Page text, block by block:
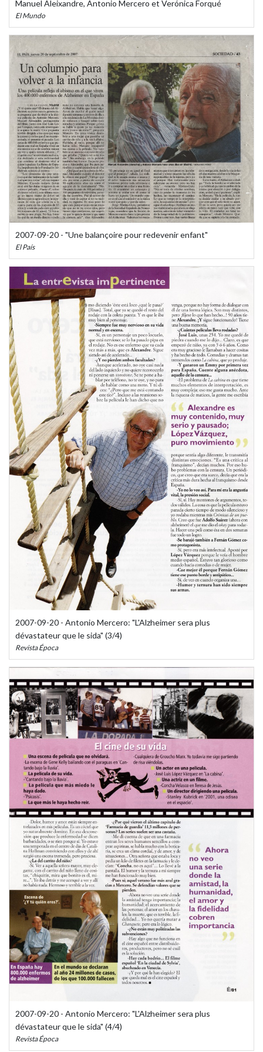
Manuel Aleixandre, Antonio Mercero et Verónica Forqué
El Mundo
2007-09-20 - "Une balançoire pour redevenir enfant"
El País
2007-09-20 - Antonio Mercero: "L'Alzheimer sera plus
dévastateur que le sida" (3/4)
Revista Época
2007-09-20 - Antonio Mercero: "L'Alzheimer sera plus
dévastateur que le sida" (4/4)
Revista Época